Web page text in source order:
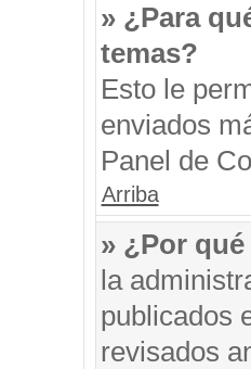
» ¿Para
temas?
Esto le
enviados
Panel de
Arriba
» ¿Por
la
publicados
revisados